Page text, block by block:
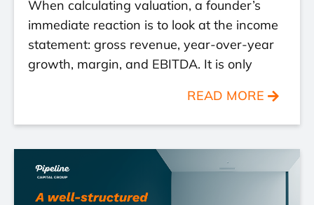
When calculating valuation, a founder’s
immediate reaction is to look at the income
statement: gross revenue, year-over-year
growth, margin, and EBITDA. It is only
READ MORE